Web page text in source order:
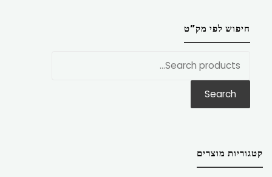
חיפוש לפי מק”ט
Search
קטגוריות מוצרים